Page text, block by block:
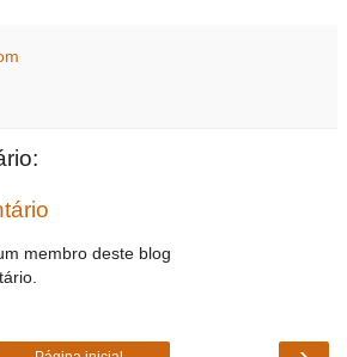
membro deste blog